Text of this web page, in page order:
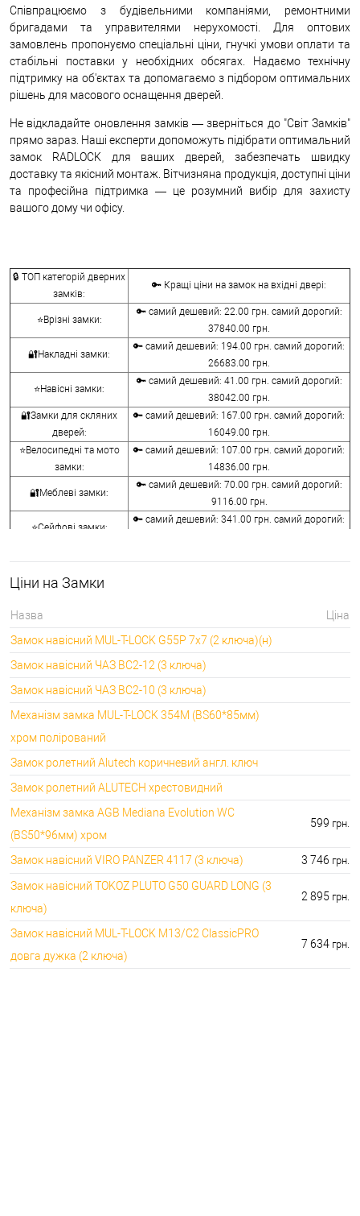
Співпрацюємо з будівельними компаніями, ремонтними
бригадами та управителями нерухомості. Для оптових
замовлень пропонуємо спеціальні ціни, гнучкі умови оплати та
стабільні поставки у необхідних обсягах. Надаємо технічну
підтримку на об'єктах та допомагаємо з підбором оптимальних
рішень для масового оснащення дверей.
Не відкладайте оновлення замків — зверніться до "Світ Замків"
прямо зараз. Наші експерти допоможуть підібрати оптимальний
замок RADLOCK для ваших дверей, забезпечать швидку
доставку та якісний монтаж. Вітчизняна продукція, доступні ціни
та професійна підтримка — це розумний вибір для захисту
вашого дому чи офісу.
🔒 ТОП категорій дверних
замків:
🔑 Кращі ціни на замок на вхідні двері:
⭐Врізні замки:
🔑 самий дешевий: 22.00 грн. самий дорогий:
37840.00 грн.
🔐Накладні замки:
🔑 самий дешевий: 194.00 грн. самий дорогий:
26683.00 грн.
⭐Навісні замки:
🔑 самий дешевий: 41.00 грн. самий дорогий:
38042.00 грн.
🔐Замки для скляних
дверей:
🔑 самий дешевий: 167.00 грн. самий дорогий:
16049.00 грн.
⭐Велосипедні та мото
замки:
🔑 самий дешевий: 107.00 грн. самий дорогий:
14836.00 грн.
🔐Меблеві замки:
🔑 самий дешевий: 70.00 грн. самий дорогий:
9116.00 грн.
⭐Сейфові замки:
🔑 самий дешевий: 341.00 грн. самий дорогий:
🔐Кодові замки:
⭐Протипожежна
🔐Замки для ролетів:
🔑 самий дешевий: 600.00 грн. самий дорогий:
660.00 грн.
Ціни на Замки
Назва
Ціна
Замок навісний MUL-T-LOCK G55P 7x7 (2 ключа)(н)
Замок навісний ЧАЗ ВС2-12 (3 ключа)
Замок навісний ЧАЗ ВС2-10 (3 ключа)
Механізм замка MUL-T-LOCK 354M (BS60*85мм)
хром полірований
Замок ролетний Alutech коричневий англ. ключ
Замок ролетний ALUTECH хрестовидний
Механізм замка AGB Mediana Evolution WC
(BS50*96мм) хром
599 грн.
Замок навісний VIRO PANZER 4117 (3 ключа) 3 746 грн.
Замок навісний TOKOZ PLUTO G50 GUARD LONG (3
ключа)
2 895 грн.
Замок навісний MUL-T-LOCK M13/C2 ClassicPRO
довга дужка (2 ключа)
7 634 грн.